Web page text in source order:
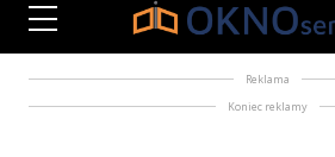
Reklama
Koniec reklamy